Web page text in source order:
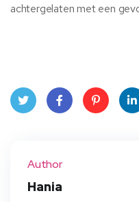
achtergelaten met een
Author
Hania